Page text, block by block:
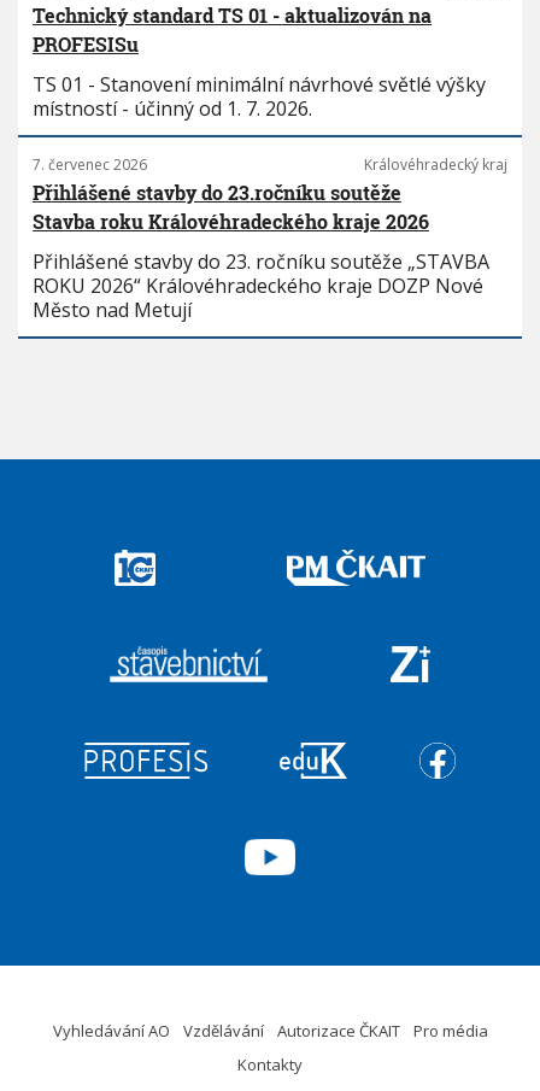
Technický standard TS 01 - aktualizován na
PROFESISu
TS 01 - Stanovení minimální návrhové světlé výšky
místností - účinný od 1. 7. 2026.
7. červenec 2026 Královéhradecký kraj
Přihlášené stavby do 23.ročníku soutěže
Stavba roku Královéhradeckého kraje 2026
Přihlášené stavby do 23. ročníku soutěže „STAVBA
ROKU 2026“ Královéhradeckého kraje DOZP Nové
Město nad Metují
Vyhledávání AO Vzdělávání Autorizace ČKAIT
Pro média
Kontakty